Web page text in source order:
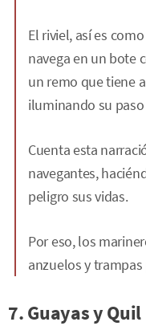
El riviel, así es
navega en un bote
un remo que tiene
iluminando su
Cuenta esta
navegantes,
peligro sus vidas.
Por eso, los
anzuelos y
7. Guayas y Quil